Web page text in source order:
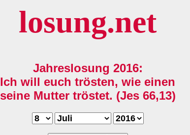
losung.net
Jahreslosung 2016:
Ich will euch trösten, wie einen
seine Mutter tröstet. (Jes 66,13)